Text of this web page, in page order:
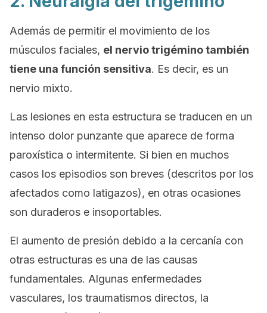
Además de permitir el movimiento de los
músculos faciales, el nervio trigémino también
tiene una función sensitiva. Es decir, es un
nervio mixto.
Las lesiones en esta estructura se traducen en un
intenso dolor punzante que aparece de forma
paroxística o intermitente. Si bien en muchos
casos los episodios son breves (descritos por los
afectados como latigazos), en otras ocasiones
son duraderos e insoportables.
El aumento de presión debido a la cercanía con
otras estructuras es una de las causas
fundamentales. Algunas enfermedades
vasculares, los traumatismos directos, la